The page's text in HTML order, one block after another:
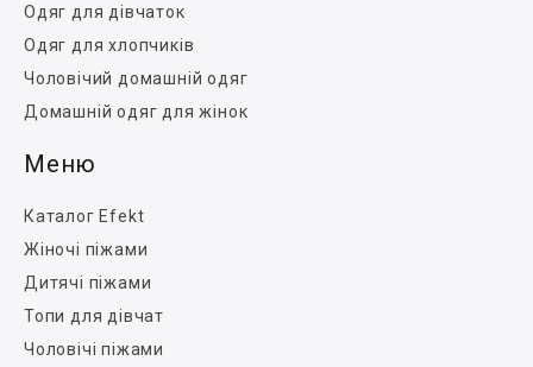
Одяг для дівчаток
Одяг для хлопчиків
Чоловічий домашній одяг
Домашній одяг для жінок
Меню
Каталог Efekt
Жіночі піжами
Дитячі піжами
Топи для дівчат
Чоловічі піжами